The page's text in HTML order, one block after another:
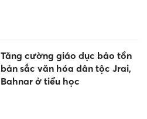
Tăng cường giáo dục bảo tồn
bản sắc văn hóa dân tộc Jrai,
Bahnar ở tiểu học